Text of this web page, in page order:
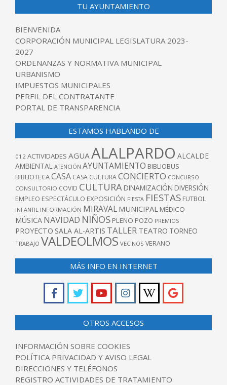
TU AYUNTAMIENTO
BIENVENIDA
CORPORACIÓN MUNICIPAL LEGISLATURA 2023-
2027
ORDENANZAS Y NORMATIVA MUNICIPAL
URBANISMO
IMPUESTOS MUNICIPALES
PERFIL DEL CONTRATANTE
PORTAL DE TRANSPARENCIA
ESTAMOS HABLANDO DE
012 ACTIVIDADES AGUA ALALPARDO ALCALDE
AMBIENTAL ATENCIÓN AYUNTAMIENTO BIBLIOBUS
BIBLIOTECACASA CASA CULTURACONCIERTO CONCURSO
CONSULTORIO COVID CULTURA DINAMIZACIÓN DIVERSIÓN
EMPLEO ESPECTÁCULO EXPOSICIÓN FIESTA FIESTAS FUTBOL
INFANTIL INFORMACIÓN MIRAVAL MUNICIPAL MÉDICO
MÚSICA NAVIDAD NIÑOS PLENO POZO PREMIOS
PROYECTO SALA AL-ARTIS TALLER TEATRO TORNEO
TRABAJO VALDEOLMOS VECINOS VERANO
MÁS INFO EN INTERNET
OTROS ACCESOS
INFORMACIÓN SOBRE COOKIES
POLÍTICA PRIVACIDAD Y AVISO LEGAL
DIRECCIONES Y TELÉFONOS
REGISTRO ACTIVIDADES DE TRATAMIENTO